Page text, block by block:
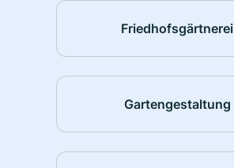
Friedhofsgärtnerei
Gartengestaltung